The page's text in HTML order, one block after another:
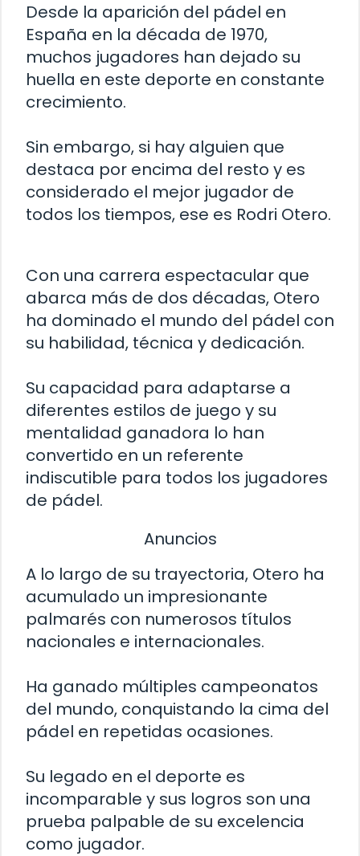
Desde la aparición del pádel en
España en la década de 1970,
muchos jugadores han dejado su
huella en este deporte en constante
crecimiento.
Sin embargo, si hay alguien que
destaca por encima del resto y es
considerado el mejor jugador de
todos los tiempos, ese es Rodri Otero.
Con una carrera espectacular que
abarca más de dos décadas, Otero
ha dominado el mundo del pádel con
su habilidad, técnica y dedicación.
Su capacidad para adaptarse a
diferentes estilos de juego y su
mentalidad ganadora lo han
convertido en un referente
indiscutible para todos los jugadores
de pádel.
Anuncios
A lo largo de su trayectoria, Otero ha
acumulado un impresionante
palmarés con numerosos títulos
nacionales e internacionales.
Ha ganado múltiples campeonatos
del mundo, conquistando la cima del
pádel en repetidas ocasiones.
Su legado en el deporte es
incomparable y sus logros son una
prueba palpable de su excelencia
como jugador.